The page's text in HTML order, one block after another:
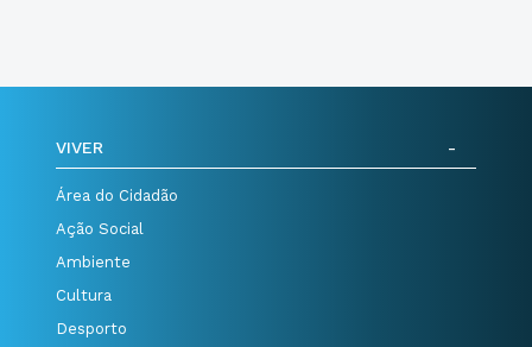
VIVER
Área do Cidadão
Ação Social
Ambiente
Cultura
Desporto